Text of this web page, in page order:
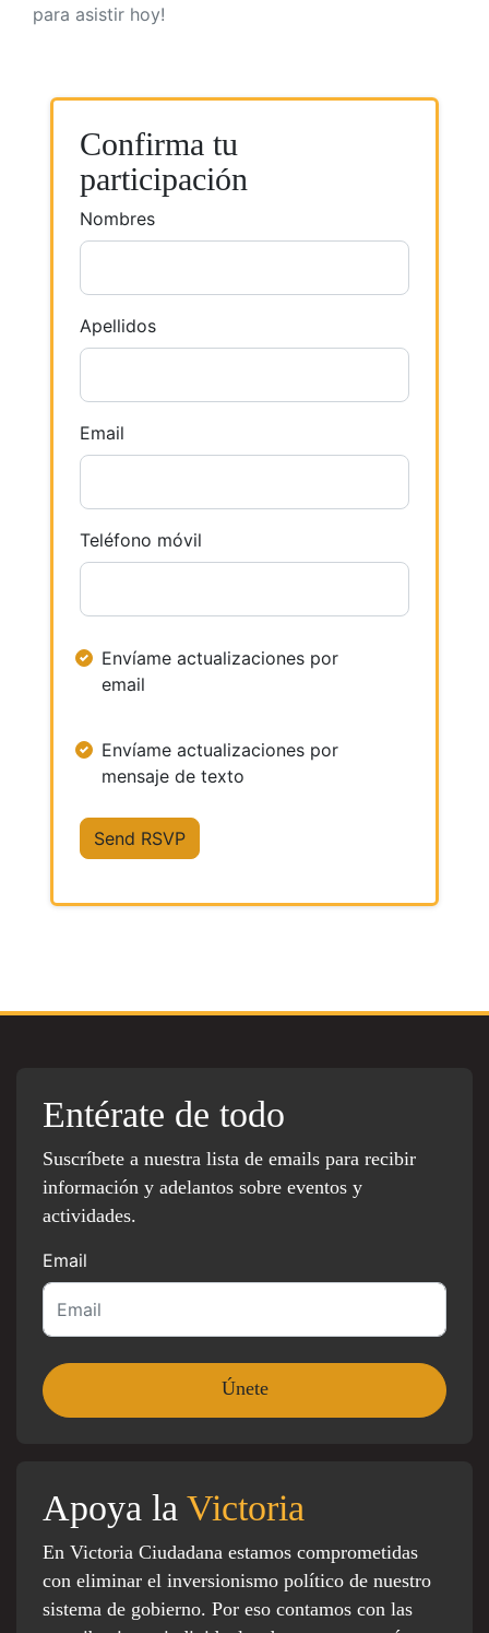
para asistir hoy!
Confirma tu
participación
Nombres
Apellidos
Email
Teléfono móvil
Envíame actualizaciones por
email
Envíame actualizaciones por
mensaje de texto
Entérate de todo
Suscríbete a nuestra lista de emails para recibir
información y adelantos sobre eventos y
actividades.
Email
Apoya la Victoria
En Victoria Ciudadana estamos comprometidas
con eliminar el inversionismo político de nuestro
sistema de gobierno. Por eso contamos con las